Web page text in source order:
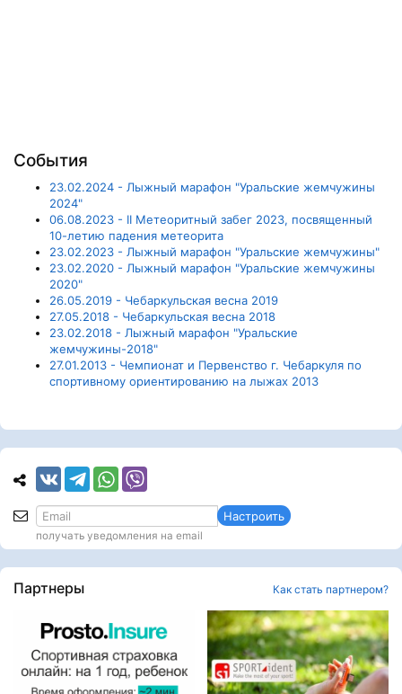
События
23.02.2024 - Лыжный марафон "Уральские жемчужины
2024"
06.08.2023 - II Метеоритный забег 2023, посвященный
10-летию падения метеорита
23.02.2023 - Лыжный марафон "Уральские жемчужины"
23.02.2020 - Лыжный марафон "Уральские жемчужины
2020"
26.05.2019 - Чебаркульская весна 2019
27.05.2018 - Чебаркульская весна 2018
23.02.2018 - Лыжный марафон "Уральские
жемчужины-2018"
27.01.2013 - Чемпионат и Первенство г. Чебаркуля по
спортивному ориентированию на лыжах 2013
Настроить
получать уведомления на email
Партнеры Как стать партнером?